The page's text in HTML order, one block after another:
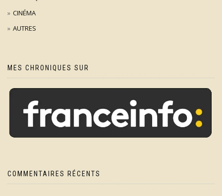
CINÉMA
AUTRES
MES CHRONIQUES SUR
COMMENTAIRES RÉCENTS